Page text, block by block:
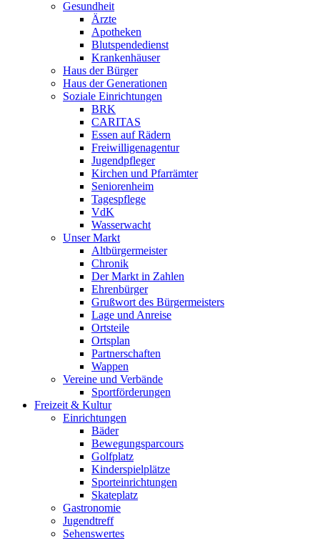
Gesundheit
Ärzte
Apotheken
Blutspendedienst
Krankenhäuser
Haus der Bürger
Haus der Generationen
Soziale Einrichtungen
BRK
CARITAS
Essen auf Rädern
Freiwilligenagentur
Jugendpfleger
Kirchen und Pfarrämter
Seniorenheim
Tagespflege
VdK
Wasserwacht
Unser Markt
Altbürgermeister
Chronik
Der Markt in Zahlen
Ehrenbürger
Grußwort des Bürgermeisters
Lage und Anreise
Ortsteile
Ortsplan
Partnerschaften
Wappen
Vereine und Verbände
Sportförderungen
Freizeit & Kultur
Einrichtungen
Bäder
Bewegungsparcours
Golfplatz
Kinderspielplätze
Sporteinrichtungen
Skateplatz
Gastronomie
Jugendtreff
Sehenswertes